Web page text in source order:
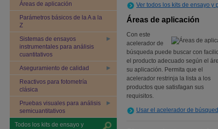
Áreas de aplicación
Parámetros básicos de la A a la
Z
Sistemas de ensayos
instrumentales para análisis
cuantitativos
Aseguramiento de calidad
Reactivos para fotometría
clásica
Pruebas visuales para análisis
semicuantitativos
Todos los kits de ensayo y
Ver todos los kits de ensayo y
Áreas de aplicación
Con este
acelerador de
búsqueda puede buscar con
el producto adecuado según el
su aplicación. Permita que el
acelerador restrinja la lista a los
productos que satisfagan sus
requisitos.
Usar el acelerador de